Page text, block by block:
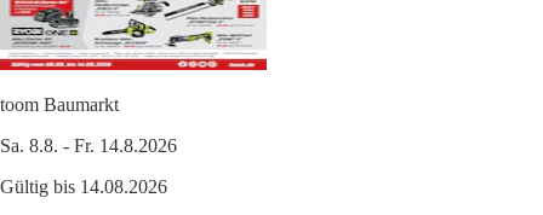
toom Baumarkt
Sa. 8.8. - Fr. 14.8.2026
Gültig bis 14.08.2026